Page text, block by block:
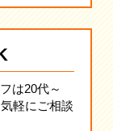
は20代～
軽にご相談